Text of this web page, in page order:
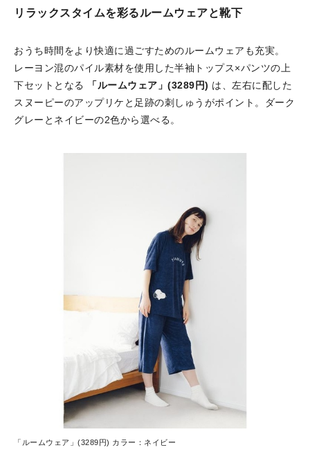
リラックスタイムを彩るルームウェアと靴下
おうち時間をより快適に過ごすためのルームウェアも充実。
レーヨン混のパイル素材を使用した半袖トップス×パンツの上
下セットとなる
「ルームウェア」(3289円) は、左右に配した
スヌーピーのアップリケと足跡の刺しゅうがポイント。ダーク
グレーとネイビーの2色から選べる。
「ルームウェア」(3289円) カラー：ネイビー